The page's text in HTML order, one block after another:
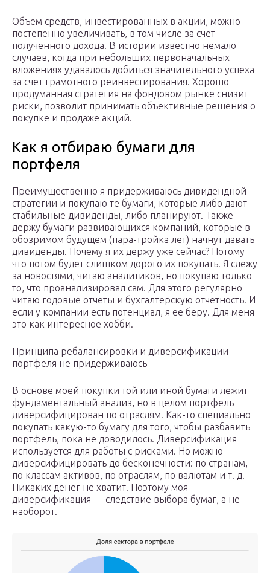
Объем средств, инвестированных в акции, можно
постепенно увеличивать, в том числе за счет
полученного дохода. В истории известно немало
случаев, когда при небольших первоначальных
вложениях удавалось добиться значительного успеха
за счет грамотного реинвестирования. Хорошо
продуманная стратегия на фондовом рынке снизит
риски, позволит принимать объективные решения о
покупке и продаже акций.
Как я отбираю бумаги для
портфеля
Преимущественно я придерживаюсь дивидендной
стратегии и покупаю те бумаги, которые либо дают
стабильные дивиденды, либо планируют. Также
держу бумаги развивающихся компаний, которые в
обозримом будущем (пара-тройка лет) начнут давать
дивиденды. Почему я их держу уже сейчас? Потому
что потом будет слишком дорого их покупать. Я слежу
за новостями, читаю аналитиков, но покупаю только
то, что проанализировал сам. Для этого регулярно
читаю годовые отчеты и бухгалтерскую отчетность. И
если у компании есть потенциал, я ее беру. Для меня
это как интересное хобби.
Принципа ребалансировки и диверсификации
портфеля не придерживаюсь
В основе моей покупки той или иной бумаги лежит
фундаментальный анализ, но в целом портфель
диверсифицирован по отраслям. Как-то специально
покупать какую-то бумагу для того, чтобы разбавить
портфель, пока не доводилось. Диверсификация
используется для работы с рисками. Но можно
диверсифицировать до бесконечности: по странам,
по классам активов, по отраслям, по валютам и т. д.
Никаких денег не хватит. Поэтому моя
диверсификация — следствие выбора бумаг, а не
наоборот.